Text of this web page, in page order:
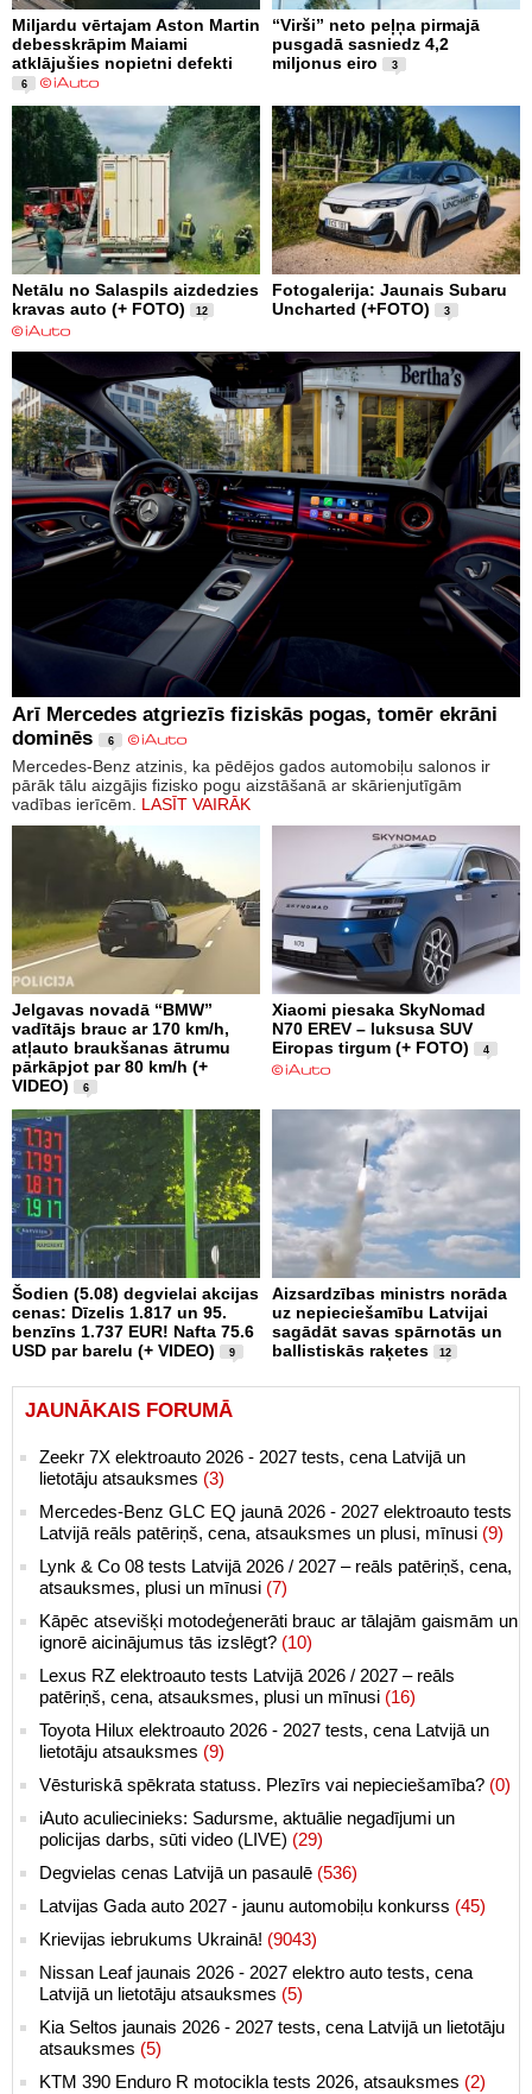
Miljardu vērtajam Aston Martin
debesskrāpim Maiami
atklājušies nopietni defekti
6
“Virši” neto peļņa pirmajā
pusgadā sasniedz 4,2
miljonus eiro
3
Netālu no Salaspils aizdedzies
kravas auto (+ FOTO)
12
Fotogalerija: Jaunais Subaru
Uncharted (+FOTO)
3
Arī Mercedes atgriezīs fiziskās pogas, tomēr ekrāni
dominēs
6
Mercedes-Benz atzinis, ka pēdējos gados automobiļu salonos ir
pārāk tālu aizgājis fizisko pogu aizstāšanā ar skārienjutīgām
vadības ierīcēm. LASĪT VAIRĀK
Jelgavas novadā “BMW”
vadītājs brauc ar 170 km/h,
atļauto braukšanas ātrumu
pārkāpjot par 80 km/h (+
VIDEO)
6
Xiaomi piesaka SkyNomad
N70 EREV – luksusa SUV
Eiropas tirgum (+ FOTO)
4
Šodien (5.08) degvielai akcijas
cenas: Dīzelis 1.817 un 95.
benzīns 1.737 EUR! Nafta 75.6
USD par barelu (+ VIDEO)
9
Aizsardzības ministrs norāda
uz nepieciešamību Latvijai
sagādāt savas spārnotās un
ballistiskās raķetes
12
JAUNĀKAIS FORUMĀ
Zeekr 7X elektroauto 2026 - 2027 tests, cena Latvijā un
lietotāju atsauksmes (3)
Mercedes-Benz GLC EQ jaunā 2026 - 2027 elektroauto tests
Latvijā reāls patēriņš, cena, atsauksmes un plusi, mīnusi (9)
Lynk & Co 08 tests Latvijā 2026 / 2027 – reāls patēriņš, cena,
atsauksmes, plusi un mīnusi (7)
Kāpēc atsevišķi motodeģenerāti brauc ar tālajām gaismām un
ignorē aicinājumus tās izslēgt? (10)
Lexus RZ elektroauto tests Latvijā 2026 / 2027 – reāls
patēriņš, cena, atsauksmes, plusi un mīnusi (16)
Toyota Hilux elektroauto 2026 - 2027 tests, cena Latvijā un
lietotāju atsauksmes (9)
Vēsturiskā spēkrata statuss. Plezīrs vai nepieciešamība? (0)
iAuto aculiecinieks: Sadursme, aktuālie negadījumi un
policijas darbs, sūti video (LIVE) (29)
Degvielas cenas Latvijā un pasaulē (536)
Latvijas Gada auto 2027 - jaunu automobiļu konkurss (45)
Krievijas iebrukums Ukrainā! (9043)
Nissan Leaf jaunais 2026 - 2027 elektro auto tests, cena
Latvijā un lietotāju atsauksmes (5)
Kia Seltos jaunais 2026 - 2027 tests, cena Latvijā un lietotāju
atsauksmes (5)
KTM 390 Enduro R motocikla tests 2026, atsauksmes (2)